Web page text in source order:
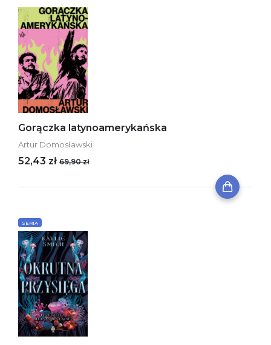
Gorączka latynoamerykańska
Artur Domosławski
52,43 zł 69,90 zł
SERIA